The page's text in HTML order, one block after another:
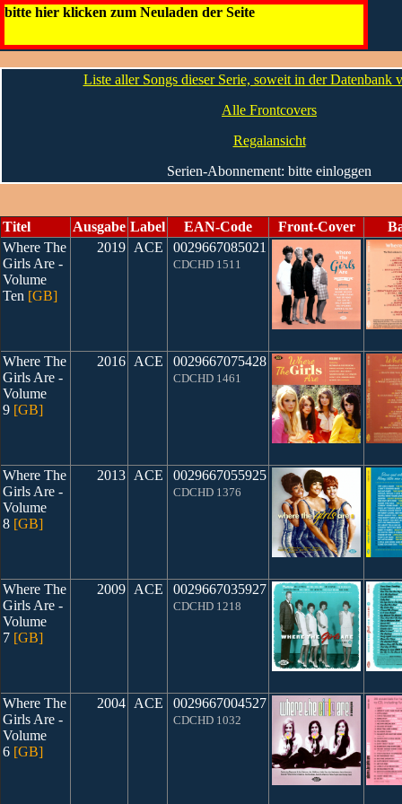
bitte hier klicken zum Neuladen der Seite
Where The Girls Are [GB]
Liste aller Songs dieser Serie, soweit in der Datenbank
Alle Frontcovers
Regalansicht
Serien-Abonnement: bitte einloggen
Titel Ausgabe Label EAN-Code Front-Cover
Where The
Girls Are -
Volume
Ten [GB]
2019 ACE 0029667085021
CDCHD 1511
Where The
Girls Are -
Volume
9 [GB]
2016 ACE 0029667075428
CDCHD 1461
Where The
Girls Are -
Volume
8 [GB]
2013 ACE 0029667055925
CDCHD 1376
Where The
Girls Are -
Volume
7 [GB]
2009 ACE 0029667035927
CDCHD 1218
Where The
Girls Are -
Volume
6 [GB]
2004 ACE 0029667004527
CDCHD 1032